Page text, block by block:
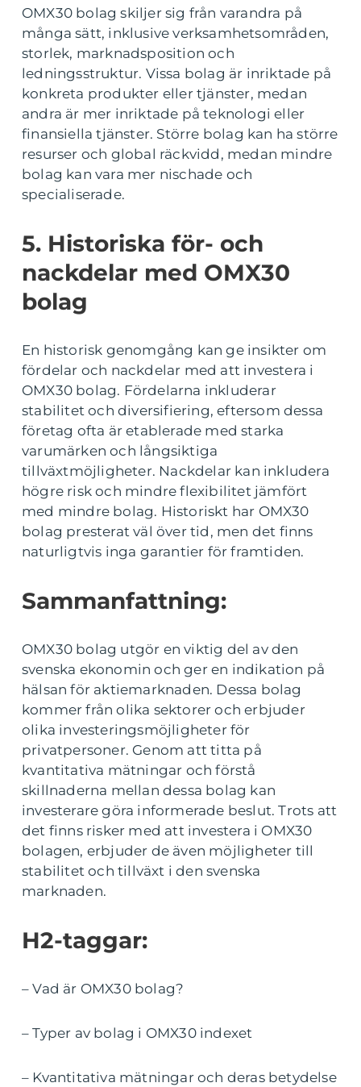
OMX30 bolag skiljer sig från varandra på
många sätt, inklusive verksamhetsområden,
storlek, marknadsposition och
ledningsstruktur. Vissa bolag är inriktade på
konkreta produkter eller tjänster, medan
andra är mer inriktade på teknologi eller
finansiella tjänster. Större bolag kan ha större
resurser och global räckvidd, medan mindre
bolag kan vara mer nischade och
specialiserade.
5. Historiska för- och
nackdelar med OMX30
bolag
En historisk genomgång kan ge insikter om
fördelar och nackdelar med att investera i
OMX30 bolag. Fördelarna inkluderar
stabilitet och diversifiering, eftersom dessa
företag ofta är etablerade med starka
varumärken och långsiktiga
tillväxtmöjligheter. Nackdelar kan inkludera
högre risk och mindre flexibilitet jämfört
med mindre bolag. Historiskt har OMX30
bolag presterat väl över tid, men det finns
naturligtvis inga garantier för framtiden.
Sammanfattning:
OMX30 bolag utgör en viktig del av den
svenska ekonomin och ger en indikation på
hälsan för aktiemarknaden. Dessa bolag
kommer från olika sektorer och erbjuder
olika investeringsmöjligheter för
privatpersoner. Genom att titta på
kvantitativa mätningar och förstå
skillnaderna mellan dessa bolag kan
investerare göra informerade beslut. Trots att
det finns risker med att investera i OMX30
bolagen, erbjuder de även möjligheter till
stabilitet och tillväxt i den svenska
marknaden.
H2-taggar:
– Vad är OMX30 bolag?
– Typer av bolag i OMX30 indexet
– Kvantitativa mätningar och deras betydelse